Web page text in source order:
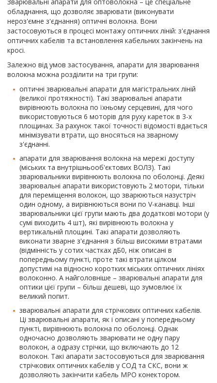
обладнання, що дозволяє зварювати (виконувати
нероз'ємне з'єднання) оптичні волокна. Вони
застосовуються в процесі монтажу оптичних ліній: з'єднання
оптичних кабелів та встановлення кабельних закінчень на
кросі.
Залежно від умов застосування, апарати для зварювання
волокна можна розділити на три групи:
оптичні зварювальні апарати для магістральних ліній
(великої протяжності). Такі зварювальні апарати
вирівнюють волокна по їхньому серцевині, для чого
використовуються 6 моторів для руху кареток в 3-х
площинах. За рахунок такої точності відомості вдається
мінімізувати втрати, що вносяться на зварному
з'єднанні.
апарати для зварювання волокна на мережі доступу
(міських та внутрішньооб'єктових ВОЛЗ). Такі
зварювальники вирівнюють волокна по оболонці. Деякі
зварювальні апарати використовують 2 мотори, тільки
для переміщення волокон, що зварюються назустріч
один одному, а вирівнюються вони по V-канавці. Інші
зварювальники цієї групи мають два додаткові мотори (у
сумі виходить 4 шт), які вирівнюють волокна у
вертикальній площині. Такі апарати дозволяють
виконати зварне з'єднання з більш високими втратами
(відмінність у сотих частках дБ0, ніж описані в
попередньому пункті, проте такі втрати цілком
допустимі на відносно коротких міських оптичних лініях
волоконно. А найголовніше – зварювальні апарати для
оптики цієї групи – більш дешеві, що зумовлює їх
великий попит.
зварювальні апарати для стрічкових оптичних кабелів.
Ці зварювальні апарати, як і описані у попередньому
пункті, вирівнюють волокна по оболонці. Однак
одночасно дозволяють зварювати не одну пару
волокон, а одразу стрічки, що включають до 12
волокон. Такі апарати застосовуються для зварювання
стрічкових оптичних кабелів у СОД та СКС, вони ж
дозволяють закінчити кабель MPO конектором.